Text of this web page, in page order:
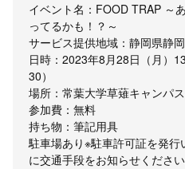
イベント名：FOOD TRAP ～
ってるかも！？～
サービス提供地域：静岡県静
日時：2023年8月28日（月）
30）
場所：常葉大学草薙キャンパ
参加費：無料
持ち物：筆記用具
駐車場あり※駐車許可証を発
に交通手段をお知らせください